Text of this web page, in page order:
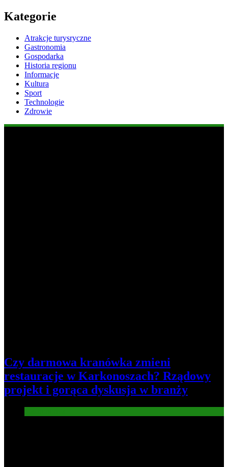
Kategorie
Atrakcje turysryczne
Gastronomia
Gospodarka
Historia regionu
Informacje
Kultura
Sport
Technologie
Zdrowie
Czy darmowa kranówka zmieni
restauracje w Karkonoszach? Rządowy
projekt i gorąca dyskusja w branży